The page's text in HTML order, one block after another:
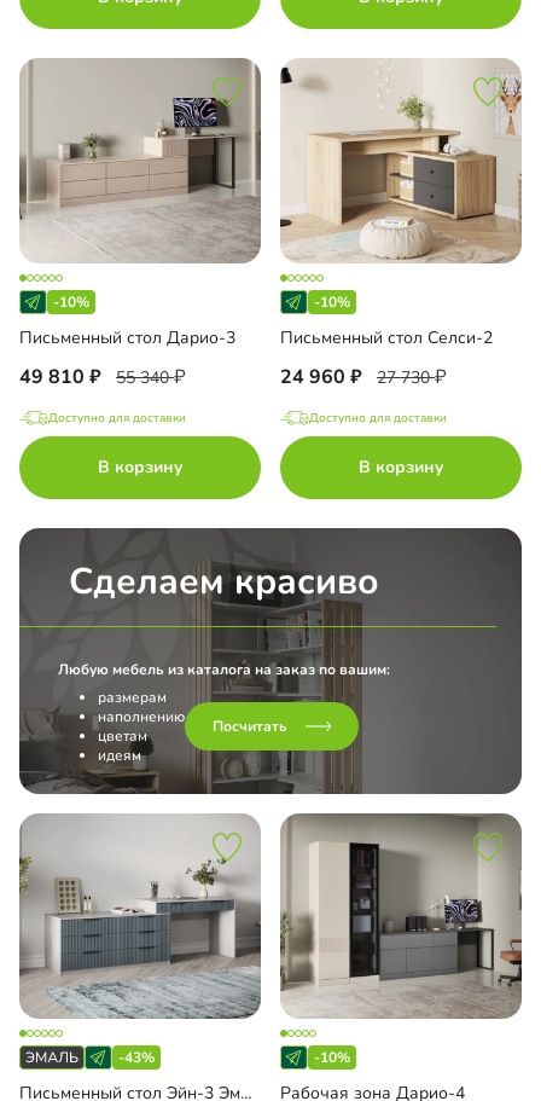
-10%
Письменный стол Дарио-3
49 810 55 340
Доступно для доставки
В корзину
-10%
Письменный стол Селси-2
24 960 27 730
Доступно для доставки
В корзину
Сделаем красиво
Любую мебель из каталога на заказ по вашим:
размерам
наполнению
цветам
идеям
Посчитать
-43%
Письменный стол Эйн-3 Эмаль
-10%
Рабочая зона Дарио-4